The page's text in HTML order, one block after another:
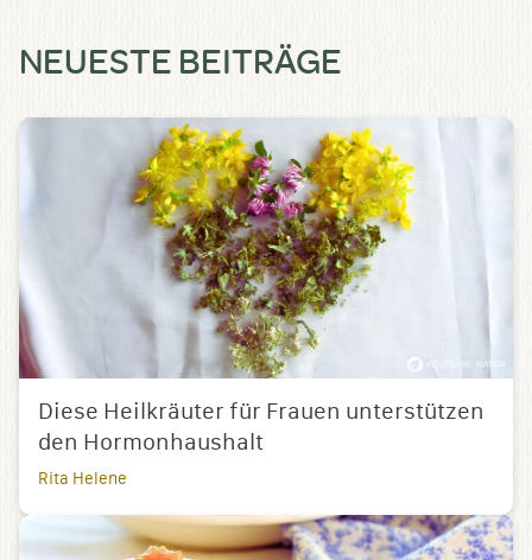
NEUESTE BEITRÄGE
Diese Heilkräuter für Frauen unterstützen
den Hormonhaushalt
Rita Helene